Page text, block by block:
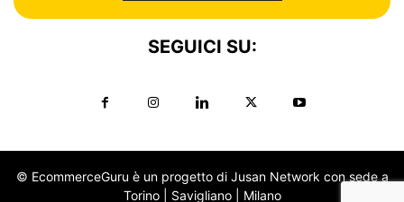
SEGUICI SU:
© EcommerceGuru è un progetto di Jusan Network con sede a
Torino | Savigliano | Milano